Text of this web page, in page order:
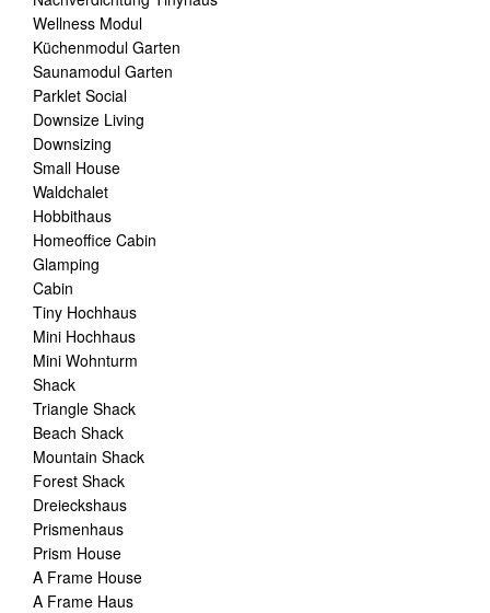
Wellness Modul
Küchenmodul Garten
Saunamodul Garten
Parklet Social
Downsize Living
Downsizing
Small House
Waldchalet
Hobbithaus
Homeoffice Cabin
Glamping
Cabin
Tiny Hochhaus
Mini Hochhaus
Mini Wohnturm
Shack
Triangle Shack
Beach Shack
Mountain Shack
Forest Shack
Dreieckshaus
Prismenhaus
Prism House
A Frame House
A Frame Haus